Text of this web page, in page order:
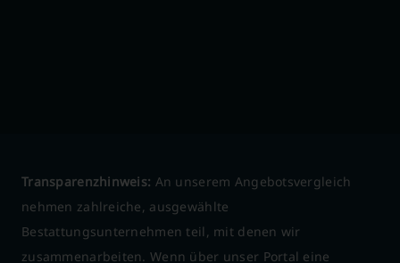
Transparenzhinweis: An unserem Angebotsvergleich
nehmen zahlreiche, ausgewählte
Bestattungsunternehmen teil, mit denen wir
zusammenarbeiten. Wenn über unser Portal eine